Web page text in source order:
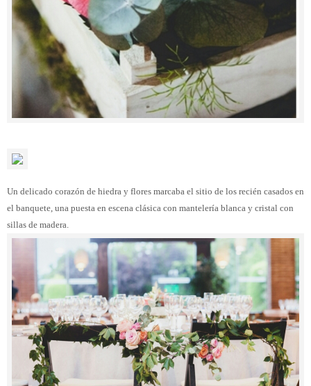
Un delicado corazón de hiedra y flores marcaba el sitio de los recién casados en
el banquete, una puesta en escena clásica con mantelería blanca y cristal con
sillas de madera.